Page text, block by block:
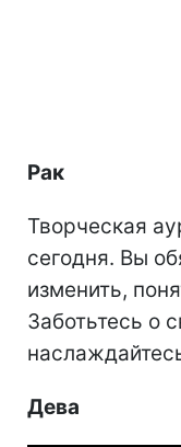
Рак
Творческая
сегодня. Вы
изменить,
Заботьтесь о
Дева